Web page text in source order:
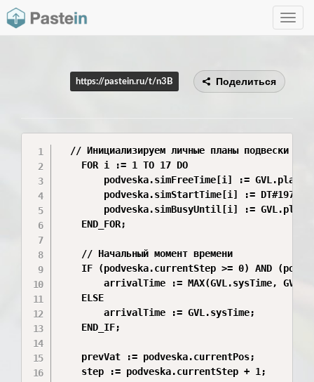
Toggle
https://pastein.ru/t/n3B Поделиться
// Инициализируем личные планы подвески из
    FOR i := 1 TO 17 DO
podveska.simFreeTime[i] :=
podveska.simStartTime[i] := DT#1970-
podveska.simBusyUntil[i] :=
    END_FOR;
    // Начальный момент времени
IF (podveska.currentStep >= 0) AND
arrivalTime := MAX(GVL.sysTime,
    ELSE
        arrivalTime := GVL.sysTime;
    END_IF;
    prevVat := podveska.currentPos;
    step := podveska.currentStep + 1;